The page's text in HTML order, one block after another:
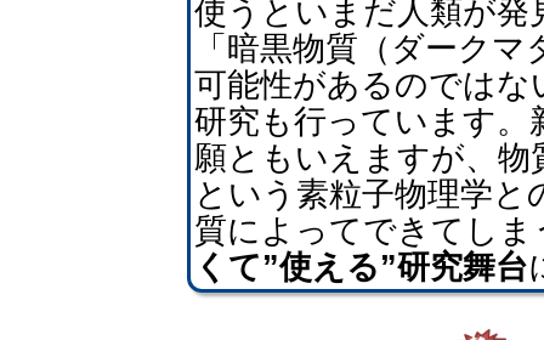
使うといまだ人類が
「暗黒物質（ダーク
可能性があるのでは
研究も行っています。
願ともいえますが、
という素粒子物理学
質によってできてしま
くて”使える”研究舞台